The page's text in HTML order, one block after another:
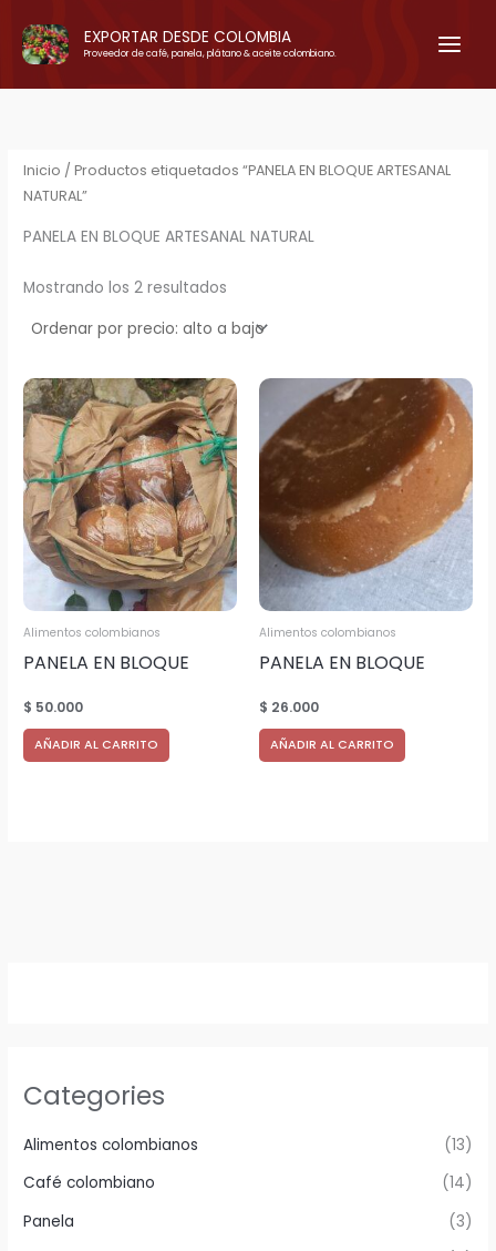
contenido
EXPORTAR DESDE COLOMBIA
Proveedor de café, panela, plátano & aceite colombiano.
Categories
Alimentos colombianos
(13)
Café colombiano
(14)
Panela
(3)
Inicio / Productos etiquetados “PANELA EN BLOQUE ARTESANAL
NATURAL”
PANELA EN BLOQUE ARTESANAL NATURAL
Mostrando los 2 resultados
alto
Alimentos colombianos
PANELA EN BLOQUE
20.000 KILOS
$ 50.000
AÑADIR AL CARRITO
Alimentos colombianos
PANELA EN BLOQUE
cantidad 10.000 kilos
$ 26.000
AÑADIR AL CARRITO